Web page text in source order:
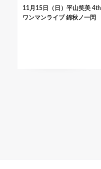
11月15日（日）平山笑美 4th
ワンマンライブ 錦秋ノ一閃